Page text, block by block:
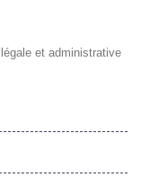
et administrative